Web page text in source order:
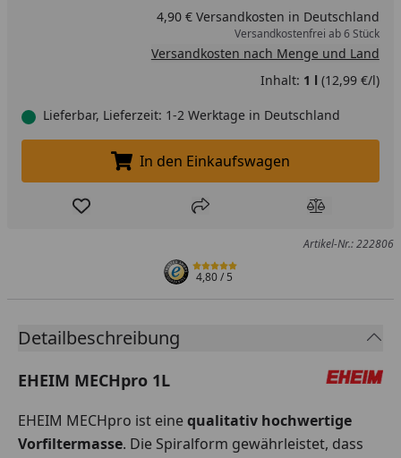
4,90 € Versandkosten in Deutschland
Versandkostenfrei ab 6 Stück
Versandkosten nach Menge und Land
Inhalt: 1 l (12,99 €/l)
Lieferbar, Lieferzeit: 1-2 Werktage in Deutschland
In den Einkaufswagen legen
In den Einkaufswagen
Produkt zur Wunschliste hinzufügen
Teilen Produkt
Artikel-Nr.: 222806
4,80/ 5
Detailbeschreibung
EHEIM MECHpro 1L
EHEIM MECHpro ist einequalitativ hochwertige
Vorfiltermasse. Die Spiralform gewährleistet, dass